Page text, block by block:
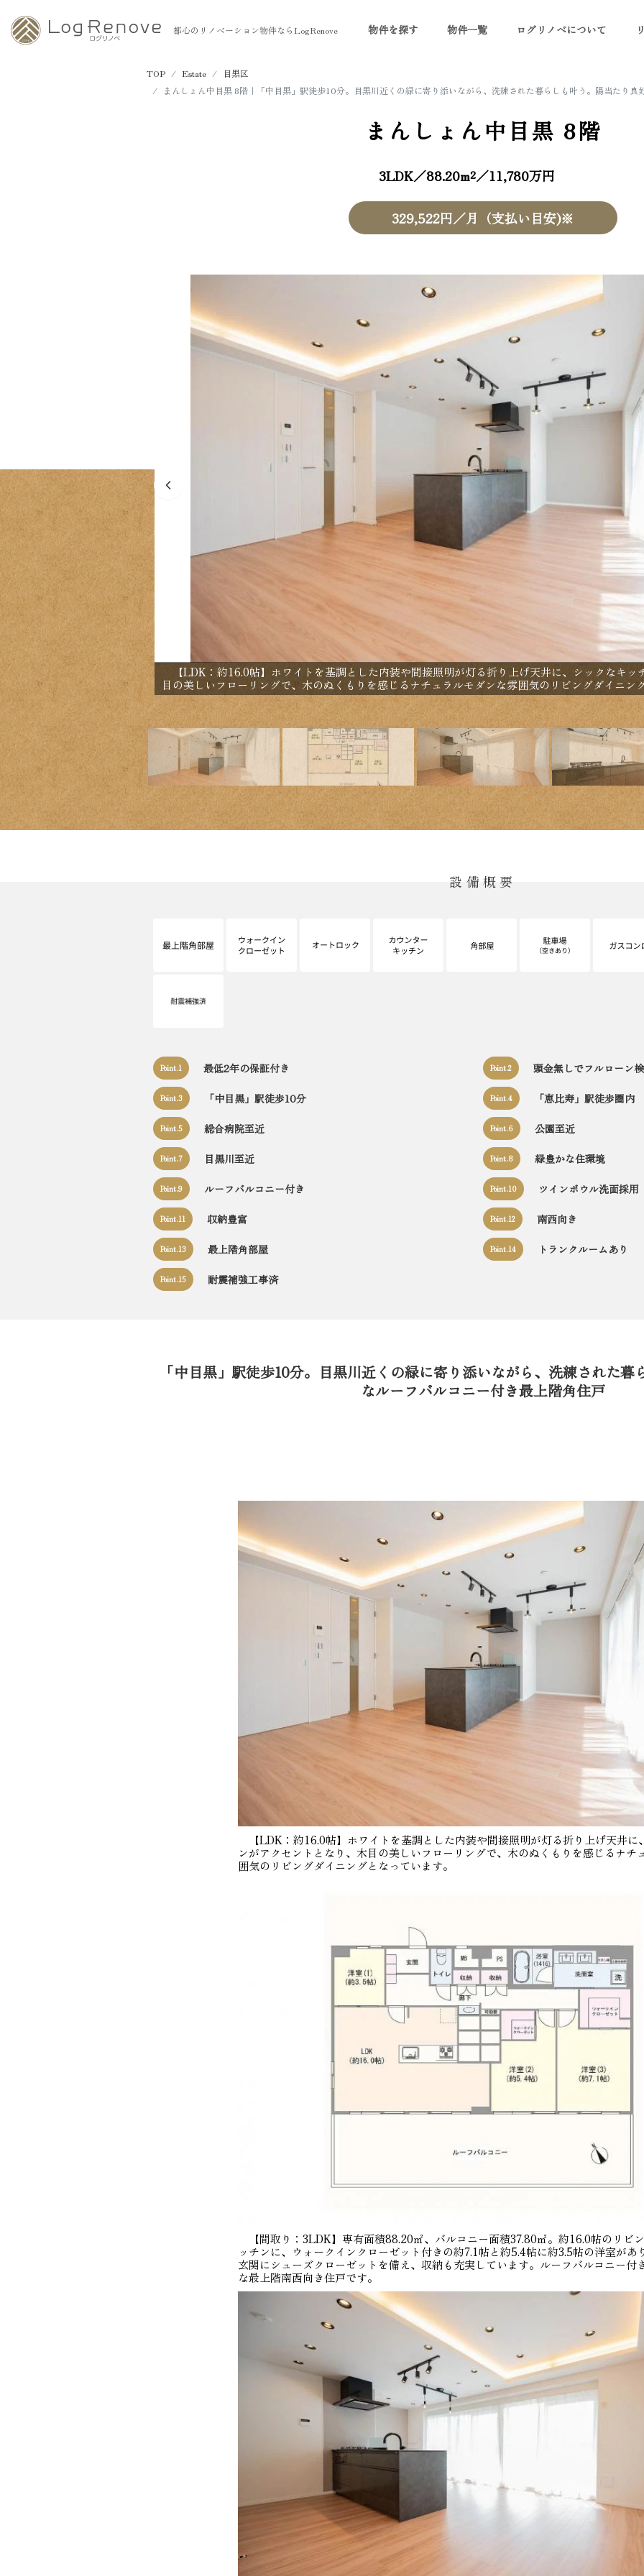
都心のリノベーション物件ならLogRenove 物件を探す 物件一覧 ログリノベについて
TOP Estate
目黒区
まんしょん中目黒 8階｜「中目黒」駅徒歩10分。目黒川近くの緑に寄り添いながら、洗練された暮らしも叶う。陽当たり良
まんしょん中目黒 8階
3LDK／88.20m²／11,780万円
329,522円／月（支払い目安)※
【LDK：約16.0帖】ホワイトを基調とした内装や間接照明が灯る折り上げ天井に、シックなキッ
目の美しいフローリングで、木のぬくもりを感じるナチュラルモダンな雰囲気のリビングダイニン
設備概要
Point.1 最低2年の保証付き Point.2 頭金無しでフルローン
Point.3 「中目黒」駅徒歩10分 Point.4 「恵比寿」駅徒歩圏内
Point.5 総合病院至近 Point.6 公園至近
Point.7 目黒川至近 Point.8 緑豊かな住環境
Point.9 ルーフバルコニー付き Point.10 ツインボウル洗面採用
Point.11 収納豊富 Point.12 南西向き
Point.13 最上階角部屋 Point.14 トランクルームあり
Point.15 耐震補強工事済
「中目黒」駅徒歩10分。目黒川近くの緑に寄り添いながら、洗練された
なルーフバルコニー付き最上階角住戸
【LDK：約16.0帖】ホワイトを基調とした内装や間接照明が灯る折り上げ天井に
ンがアクセントとなり、木目の美しいフローリングで、木のぬくもりを感じるナチ
囲気のリビングダイニングとなっています。
【間取り：3LDK】専有面積88.20㎡、バルコニー面積37.80㎡。約16.0帖のリビ
ッチンに、ウォークインクローゼット付きの約7.1帖と約5.4帖に約3.5帖の洋室があ
玄関にシューズクローゼットを備え、収納も充実しています。ルーフバルコニー付
な最上階南西向き住戸です。